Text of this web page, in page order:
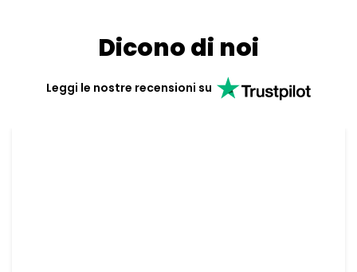
Dicono di noi
Leggi le nostre recensioni su